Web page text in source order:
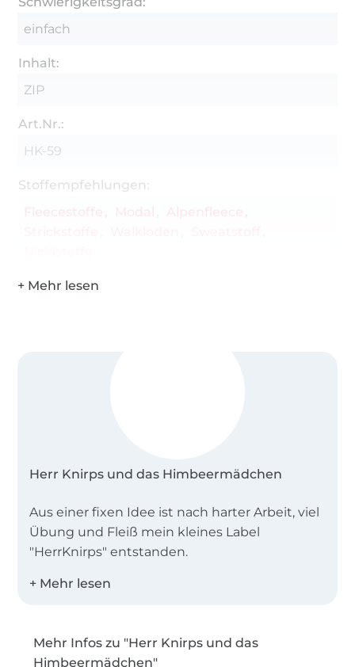
einfach
Inhalt:
ZIP
Art.Nr.:
HK-59
Stoffempfehlungen:
Fleecestoffe
Modal
Alpenfleece
Herr Knirps und das Himbeermädchen
Aus einer fixen Idee ist nach harter Arbeit, viel
Übung und Fleiß mein kleines Label
"HerrKnirps" entstanden.
Herr Knirps ist für mich die ideale Basis einen
Inspiration und Motivation war von Anfang an
Mehr Infos zu "Herr Knirps und das
Himbeermädchen"